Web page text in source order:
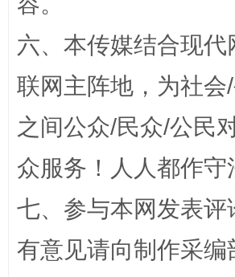
在谋一域中谋全局
习近平的博鳌关键词
六、本传媒结合现
联网主阵地，为社
之间公众/民众/公民
众服务！人人都作守
七、参与本网发表
有意见请向制作采